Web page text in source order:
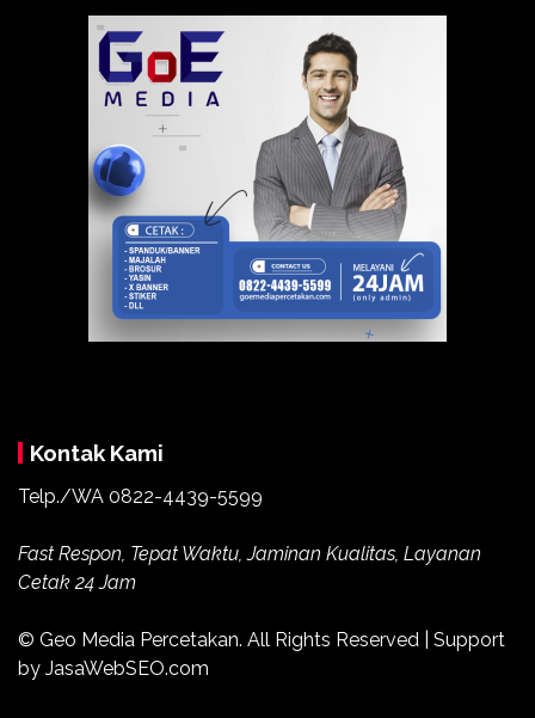
Kontak Kami
Telp./WA 0822-4439-5599
Fast Respon, Tepat Waktu, Jaminan Kualitas, Layanan
Cetak 24 Jam
© Geo Media Percetakan. All Rights Reserved | Support
by JasaWebSEO.com